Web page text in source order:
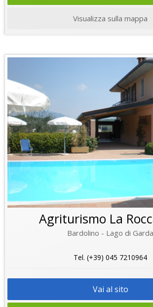
Visualizza sulla mappa
Agriturismo La
Bardolino - Lago di Garda
Tel. (+39) 045 7210964
Vai al sito